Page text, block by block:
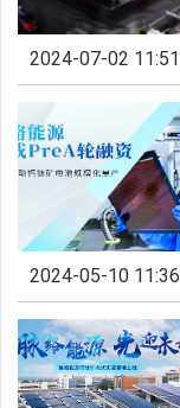
2024-07-02 11:51
2024-05-10 11:36